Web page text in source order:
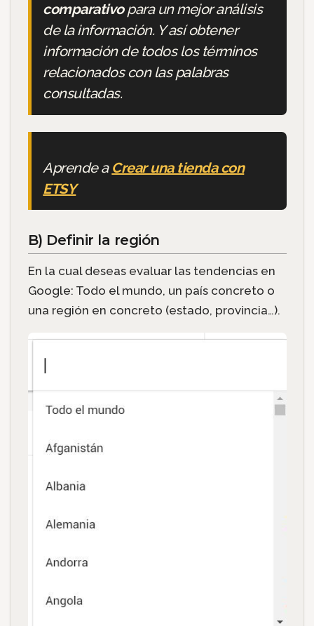
comparativopara un mejor análisis
de la información. Y así obtener
información de todos los términos
relacionados con las palabras
consultadas.
Aprende a Crear una tienda con
ETSY
B) Definir la región
En la cual deseas evaluar las tendencias en
Google: Todo el mundo, un país concreto o
una región en concreto (estado, provincia…).